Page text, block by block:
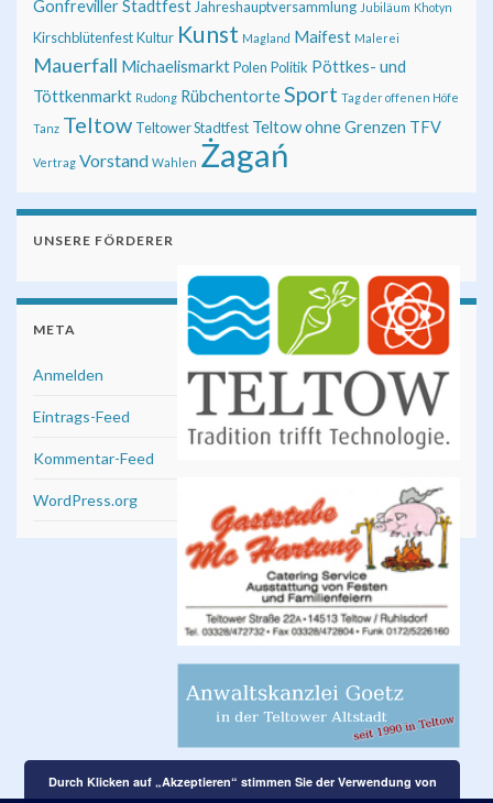
Gonfreviller Stadtfest Jahreshauptversammlung Jubiläum Khotyn
KirschblütenfestKultur Kunst Magland Maifest Malerei
Mauerfall MichaelismarktPolen Politik Pöttkes- und
Töttkenmarkt Rudong RübchentorteSport Tag der offenen Höfe
Tanz Teltow Teltower Stadtfest Teltow ohne Grenzen TFV
Vertrag Vorstand Wahlen Żagań
UNSERE FÖRDERER
META
Anmelden
Eintrags-Feed
Kommentar-Feed
WordPress.org
Durch Klicken auf „Akzeptieren“ stimmen Sie der Verwendung von